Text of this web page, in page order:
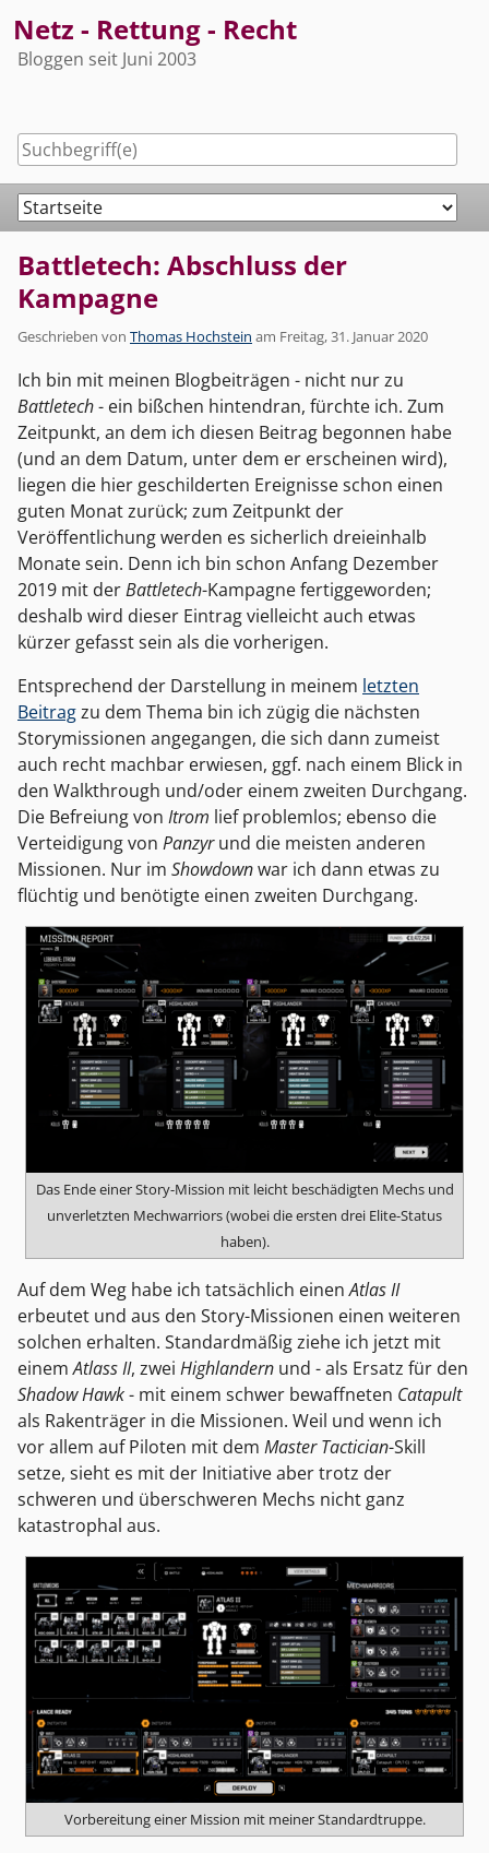
to
content
Netz - Rettung - Recht
Bloggen seit Juni 2003
Navigation
Battletech: Abschluss der
Kampagne
Geschrieben von Thomas Hochstein am Freitag, 31. Januar 2020
Ich bin mit meinen Blogbeiträgen - nicht nur zu
Battletech- ein bißchen hintendran, fürchte ich. Zum
Zeitpunkt, an dem ich diesen Beitrag begonnen habe
(und an dem Datum, unter dem er erscheinen wird),
liegen die hier geschilderten Ereignisse schon einen
guten Monat zurück; zum Zeitpunkt der
Veröffentlichung werden es sicherlich dreieinhalb
Monate sein. Denn ich bin schon Anfang Dezember
2019 mit derBattletech-Kampagne fertiggeworden;
deshalb wird dieser Eintrag vielleicht auch etwas
kürzer gefasst sein als die vorherigen.
Entsprechend der Darstellung in meinem letzten
Beitragzu dem Thema bin ich zügig die nächsten
Storymissionen angegangen, die sich dann zumeist
auch recht machbar erwiesen, ggf. nach einem Blick in
den Walkthrough und/oder einem zweiten Durchgang.
Die Befreiung von Itrom lief problemlos; ebenso die
Verteidigung von Panzyrund die meisten anderen
Missionen. Nur im Showdownwar ich dann etwas zu
flüchtig und benötigte einen zweiten Durchgang.
Das Ende einer Story-Mission mit leicht beschädigten Mechs und
unverletzten Mechwarriors (wobei die ersten drei Elite-Status
haben).
Auf dem Weg habe ich tatsächlich einenAtlas II
erbeutet und aus den Story-Missionen einen weiteren
solchen erhalten. Standardmäßig ziehe ich jetzt mit
einemAtlass II, zwei Highlandern und - als Ersatz für den
Shadow Hawk- mit einem schwer bewaffneten Catapult
als Rakenträger in die Missionen. Weil und wenn ich
vor allem auf Piloten mit dem Master Tactician-Skill
setze, sieht es mit der Initiative aber trotz der
schweren und überschweren Mechs nicht ganz
katastrophal aus.
Vorbereitung einer Mission mit meiner Standardtruppe.